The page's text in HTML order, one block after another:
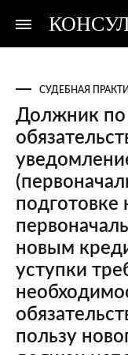
СУДЕБНАЯ
Должник
новым
уступки
пользу